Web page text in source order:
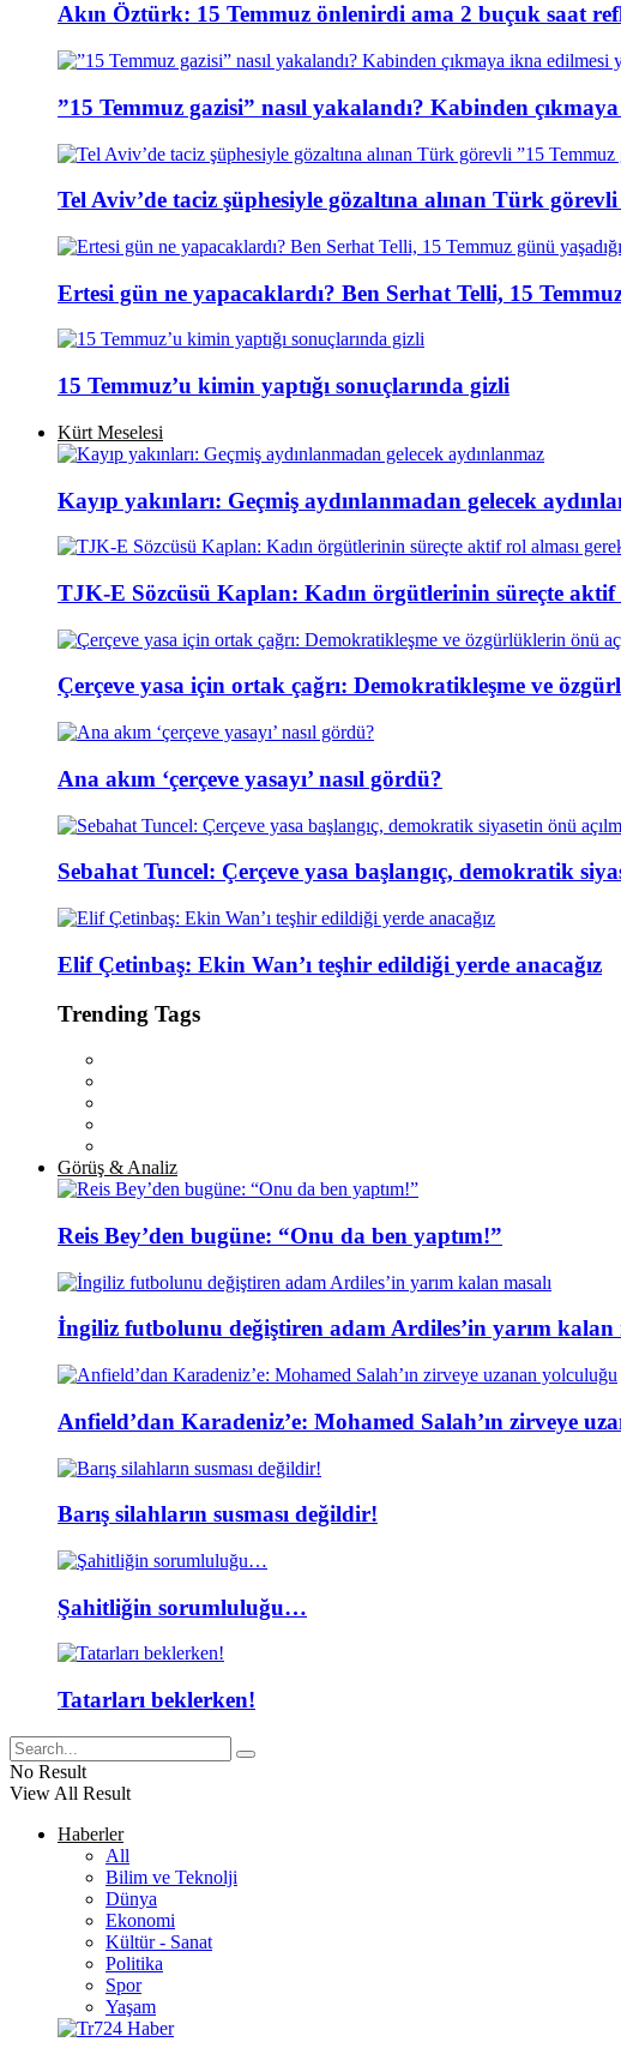
Akın Öztürk: 15 Temmuz önlenirdi ama 2 buçuk saat
”15 Temmuz gazisi” nasıl yakalandı? Kabinden
Tel Aviv’de taciz şüphesiyle gözaltına alınan Türk görevli
Ertesi gün ne yapacaklardı? Ben Serhat Telli, 15
15 Temmuz’u kimin yaptığı sonuçlarında gizli
Kürt Meselesi
Kayıp yakınları: Geçmiş aydınlanmadan gelecek
TJK-E Sözcüsü Kaplan: Kadın örgütlerinin süreçte aktif
Çerçeve yasa için ortak çağrı: Demokratikleşme ve
Ana akım ‘çerçeve yasayı’ nasıl gördü?
Sebahat Tuncel: Çerçeve yasa başlangıç, demokratik
Elif Çetinbaş: Ekin Wan’ı teşhir edildiği yerde anacağız
Trending Tags
Görüş & Analiz
Reis Bey’den bugüne: “Onu da ben yaptım!”
İngiliz futbolunu değiştiren adam Ardiles’in yarım kalan
Anfield’dan Karadeniz’e: Mohamed Salah’ın zirveye
Barış silahların susması değildir!
Şahitliğin sorumluluğu…
Tatarları beklerken!
No Result
View All Result
Haberler
All
Bilim ve Teknolji
Dünya
Ekonomi
Kültür - Sanat
Politika
Spor
Yaşam